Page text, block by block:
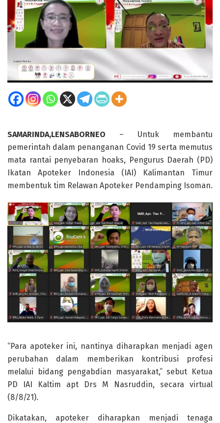
SAMARINDA,LENSABORNEO – Untuk membantu
pemerintah dalam penanganan Covid 19 serta memutus
mata rantai penyebaran hoaks, Pengurus Daerah (PD)
Ikatan Apoteker Indonesia (IAI) Kalimantan Timur
membentuk tim Relawan Apoteker Pendamping Isoman.
“Para apoteker ini, nantinya diharapkan menjadi agen
perubahan dalam memberikan kontribusi profesi
melalui bidang pengabdian masyarakat,” sebut Ketua
PD IAI Kaltim apt Drs M Nasruddin, secara virtual
(8/8/21).
Dikatakan, apoteker diharapkan menjadi tenaga